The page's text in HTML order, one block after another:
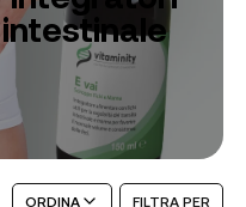
ORDINA FILTRA PER